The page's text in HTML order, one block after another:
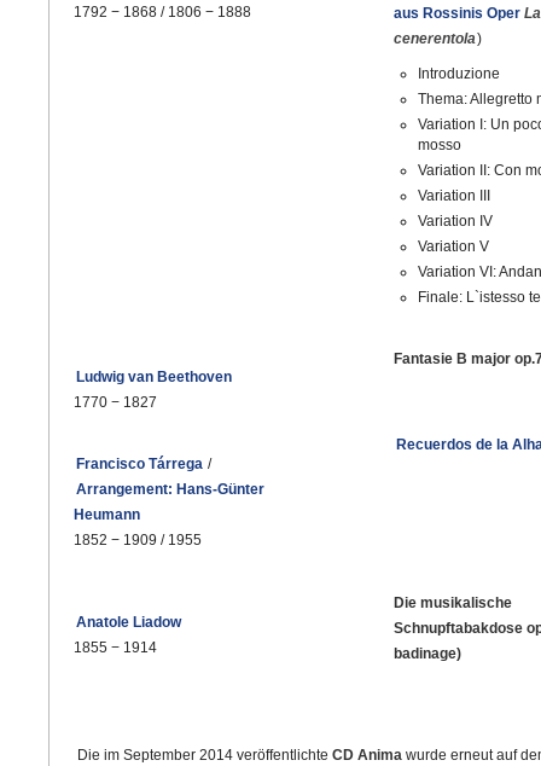
1792 − 1868 / 1806 − 1888
Ludwig van Beethoven
1770 − 1827
Francisco Tárrega /
Arrangement: Hans-Günter
Heumann
1852 − 1909 / 1955
Anatole Liadow
1855 − 1914
aus Rossinis Oper La
cenerentola)
Introduzione
Thema: Allegretto
Variation I: Un
mosso
Variation II: Con
Variation III
Variation IV
Variation V
Variation VI:
Finale: L`istesso
Fantasie B major
Recuerdos de la
Die musikalische
Schnupftabakdose
badinage)
Die im September 2014 veröffentlichte CD Anima wurde erneut auf